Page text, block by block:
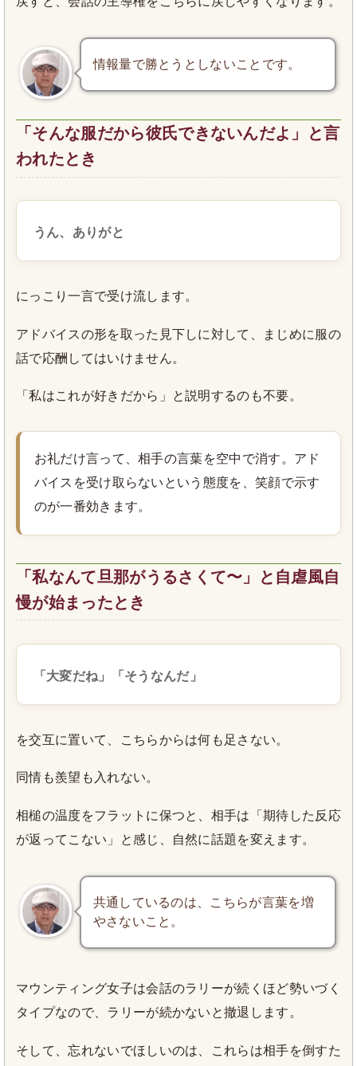
情報量で勝とうとしないことです。
「そんな服だから彼氏できないんだよ」と言
われたとき
うん、ありがと
にっこり一言で受け流します。
アドバイスの形を取った見下しに対して、まじめに服の
話で応酬してはいけません。
「私はこれが好きだから」と説明するのも不要。
お礼だけ言って、相手の言葉を空中で消す。アド
バイスを受け取らないという態度を、笑顔で示す
のが一番効きます。
「私なんて旦那がうるさくて〜」と自虐風自
慢が始まったとき
「大変だね」「そうなんだ」
を交互に置いて、こちらからは何も足さない。
同情も羨望も入れない。
相槌の温度をフラットに保つと、相手は「期待した反応
が返ってこない」と感じ、自然に話題を変えます。
共通しているのは、こちらが言葉を増
やさないこと。
マウンティング女子は会話のラリーが続くほど勢いづく
タイプなので、ラリーが続かないと撤退します。
そして、忘れないでほしいのは、これらは相手を倒すた